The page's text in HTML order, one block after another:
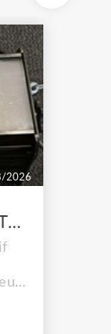
2026
12x Lustr Selador ETC Led 7x colors filtres